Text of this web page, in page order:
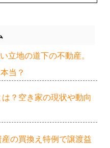
立地の道下の不動産。
当？
？空き家の現状や動向
産の買換え特例で譲渡益